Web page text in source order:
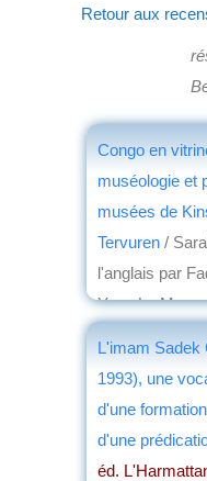
Retour aux
Congo en
muséologie et
musées de
Tervuren /
l'anglais par
Yves Le Meur
L'imam Sadek
1993), une
d'une
d'une
éd.